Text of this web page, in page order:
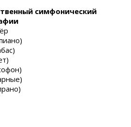
симфонический